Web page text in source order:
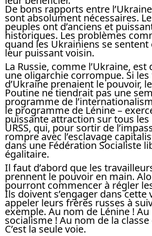
De bons rapports entre
sont absolument nécessaires.
peuples ont d’anciens et
historiques. Les problèmes
quand les Ukrainiens se
leur puissant voisin.
La Russie, comme l’Ukraine,
une oligarchie corrompue. Si
d’Ukraine prenaient le pouvoir,
Poutine ne tiendrait pas une
programme de
le programme de Lénine –
puissante attraction sur tous les
URSS, qui, pour sortir de
rompre avec l’esclavage
dans une Fédération Socialiste
égalitaire.
Il faut d’abord que les
prennent le pouvoir en main.
pourront commencer à régler
Ils doivent s’engager dans cette
appeler leurs frères russes à
exemple. Au nom de Lénine !
socialisme ! Au nom de la
C’est la seule voie.